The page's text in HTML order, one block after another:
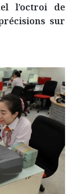
l’octroi de
sur